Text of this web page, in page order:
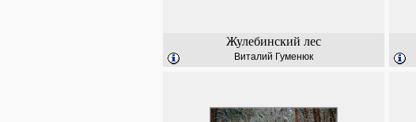
Жулебинский лес
Виталий Гуменюк